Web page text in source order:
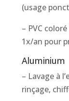
(usage
– PVC
1x/an pour
Aluminium
– Lavage à
rinçage,